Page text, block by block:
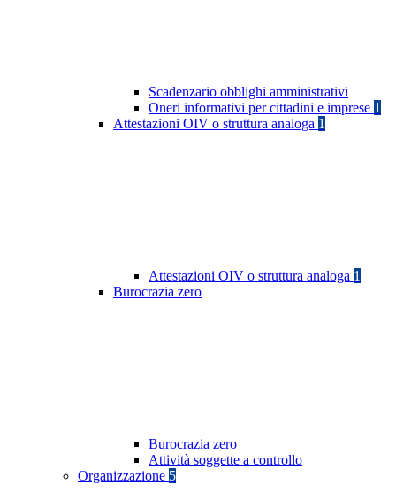
Scadenzario obblighi amministrativi
Oneri informativi per cittadini e imprese 1
Attestazioni OIV o struttura analoga 1
Attestazioni OIV o struttura analoga 1
Burocrazia zero
Burocrazia zero
Attività soggette a controllo
Organizzazione 5